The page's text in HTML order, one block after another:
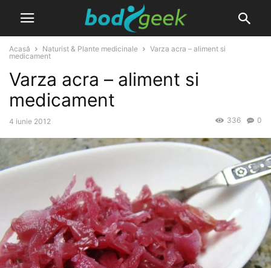
Acasă Naturist & Plante medicinale
Varza acra – aliment si
medicament
Varza acra – aliment si
medicament
4 iunie 2012 0
336